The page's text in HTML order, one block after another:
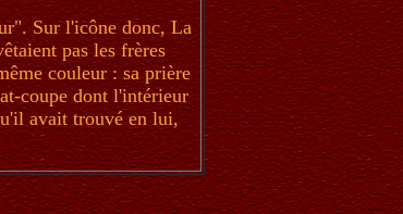
Sur l'icône donc, La
pas les frères
couleur : sa prière
coupe dont l'intérieur
avait trouvé en lui,